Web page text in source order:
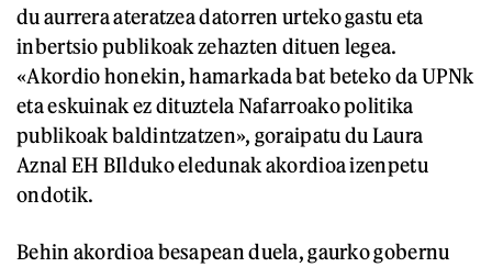
du aurrera ateratzea datorren urteko gastu eta
inbertsio publikoak zehazten dituen legea.
«Akordio honekin, hamarkada bat beteko da UPNk
eta eskuinak ez dituztela Nafarroako politika
publikoak baldintzatzen», goraipatu du Laura
Aznal EH BIlduko eledunak akordioa izenpetu
ondotik.
Behin akordioa besapean duela, gaurko gobernu